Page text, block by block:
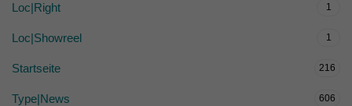
Loc|Right 1
Loc|Showreel 1
Startseite 216
Type|News 606